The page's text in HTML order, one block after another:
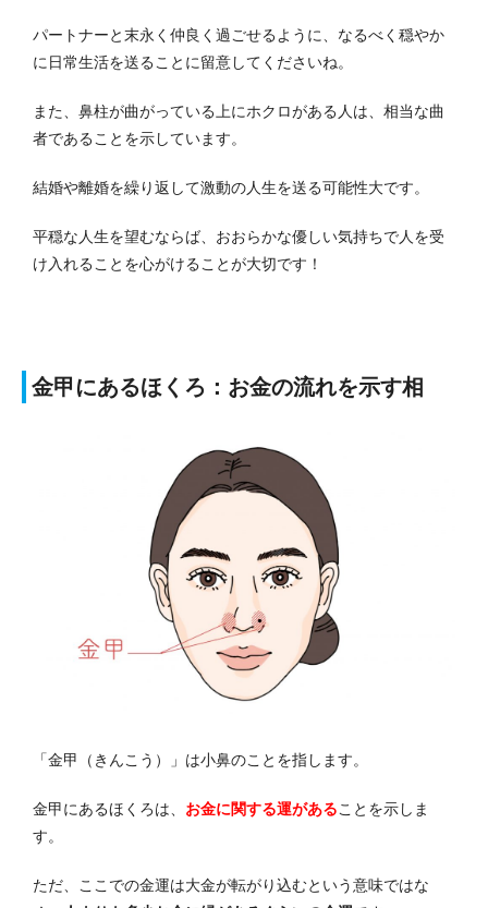
パートナーと末永く仲良く過ごせるように、なるべく穏やか
に日常生活を送ることに留意してくださいね。
また、鼻柱が曲がっている上にホクロがある人は、相当な曲
者であることを示しています。
結婚や離婚を繰り返して激動の人生を送る可能性大です。
平穏な人生を望むならば、おおらかな優しい気持ちで人を受
け入れることを心がけることが大切です！
金甲にあるほくろ：お金の流れを示す相
「金甲（きんこう）」は小鼻のことを指します。
金甲にあるほくろは、 お金に関する運があることを示しま
す。
ただ、ここでの金運は大金が転がり込むという意味ではな